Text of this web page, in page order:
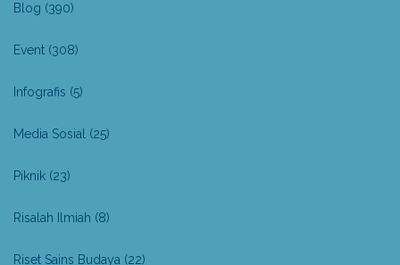
Blog (390)
Event (308)
Infografis (5)
Media Sosial (25)
Piknik (23)
Risalah Ilmiah (8)
Riset Sains Budaya (22)